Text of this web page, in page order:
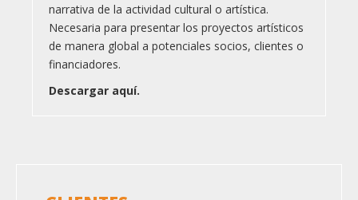
narrativa de la actividad cultural o artística.
Necesaria para presentar los proyectos artísticos
de manera global a potenciales socios, clientes o
financiadores.
Descargar aquí.